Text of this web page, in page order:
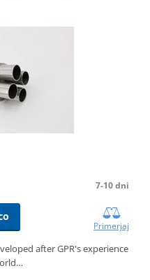
7-10 dni
Primerjaj
after GPR's experience